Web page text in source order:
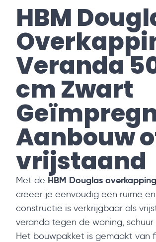
HBM
Veranda
cm Zwart
Aanbouw
vrijstaand
Met de HBM Douglas
creëer je eenvoudig een ruime
constructie is verkrijgbaar als
veranda tegen de woning,
Het bouwpakket is gemaakt van